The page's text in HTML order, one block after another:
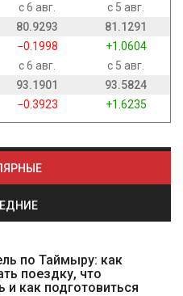
с 6 авг.
с 5 авг.
80.9293
81.1291
−0.1998
+1.0604
с 6 авг.
с 5 авг.
93.1901
93.5824
−0.3923
+1.6235
по Таймыру: как
поездку, что
и как подготовиться